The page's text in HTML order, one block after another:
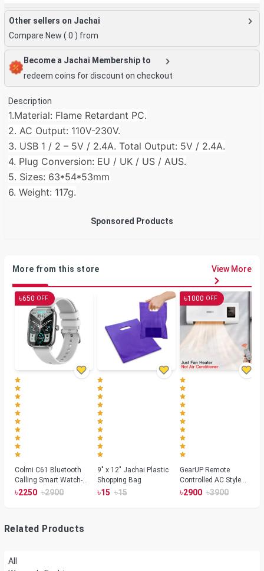
Other sellers on Jachai
Compare New ( 0 ) from
Become a Jachai Membership to
redeem coins for discount on checkout
Description
1.Material: Flame Retardant PC.
2. AC Output: 110V-230V.
3. USB 1 / 2 – 5V / 2.4A. Total Output: 5V / 2.4A.
4. Plug Conversion: EU / UK / US / AUS.
5. Sizes: 63*54*53mm
6. Weight: 117g.
Sponsored Products
More from this store View More
৳650 OFF
Colmi C61 Bluetooth
Calling Smart Watch-
Silver Color
৳2250 ৳2900
9" x 12" Jachai Plastic
Shopping Bag
৳15 ৳15
৳1000 OFF
GearUP Remote
Controlled AC Style
Room Heater 1800
৳2900 ৳3900
Related Products
All